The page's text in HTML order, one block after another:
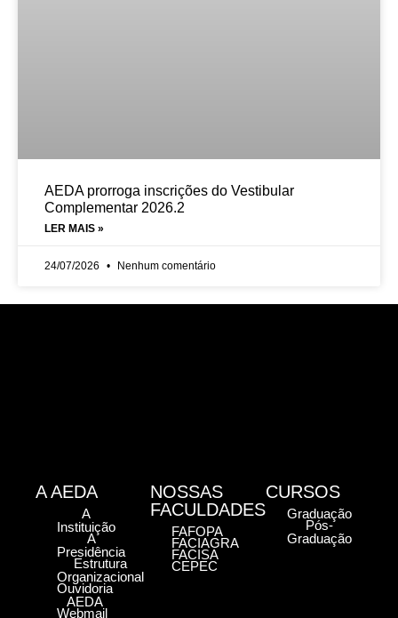
AEDA prorroga inscrições do Vestibular
Complementar 2026.2
LER MAIS »
24/07/2026 Nenhum comentário
A AEDA
A
Instituição
A
Presidência
Estrutura
Organizacional
Ouvidoria
AEDA
Webmail
NOSSAS
FACULDADES
FAFOPA
FACIAGRA
FACISA
CEPEC
CURSOS
Graduação
Pós-
Graduação